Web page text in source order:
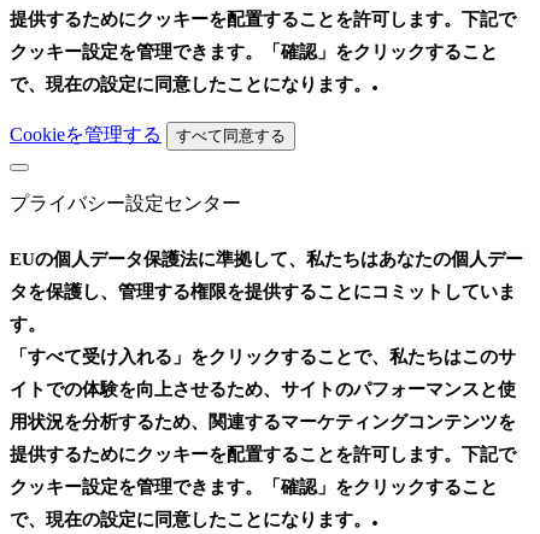
提供するためにクッキーを配置することを許可します。下記で
クッキー設定を管理できます。「確認」をクリックすること
で、現在の設定に同意したことになります。 .
Cookieを管理する すべて同意する
プライバシー設定センター
EUの個人データ保護法に準拠して、私たちはあなたの個人デー
タを保護し、管理する権限を提供することにコミットしていま
す。
「すべて受け入れる」をクリックすることで、私たちはこのサ
イトでの体験を向上させるため、サイトのパフォーマンスと使
用状況を分析するため、関連するマーケティングコンテンツを
提供するためにクッキーを配置することを許可します。下記で
クッキー設定を管理できます。「確認」をクリックすること
で、現在の設定に同意したことになります。 .